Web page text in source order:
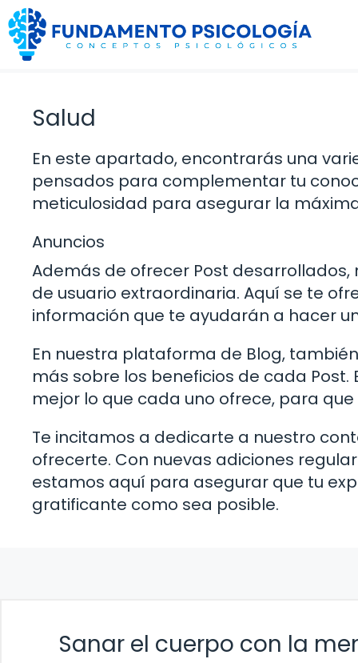
Saltar
al
contenido
Salud
En este apartado, encontrarás una
pensados para complementar tu
meticulosidad para asegurar la
Anuncios
Además de ofrecer Post
de usuario extraordinaria. Aquí se te
información que te ayudarán a hacer
En nuestra plataforma de Blog,
más sobre los beneficios de cada
mejor lo que cada uno ofrece, para
Te incitamos a dedicarte a nuestro
ofrecerte. Con nuevas adiciones
estamos aquí para asegurar que tu
gratificante como sea posible.
Sanar el cuerpo con la